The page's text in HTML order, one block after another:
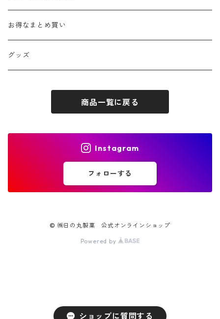
ショップに質問する
お得なまとめ買い
グッズ
商品一覧に戻る
Instagram
フォローする
© ㈱日の丸製菓 公式オンラインショップ
Powered by